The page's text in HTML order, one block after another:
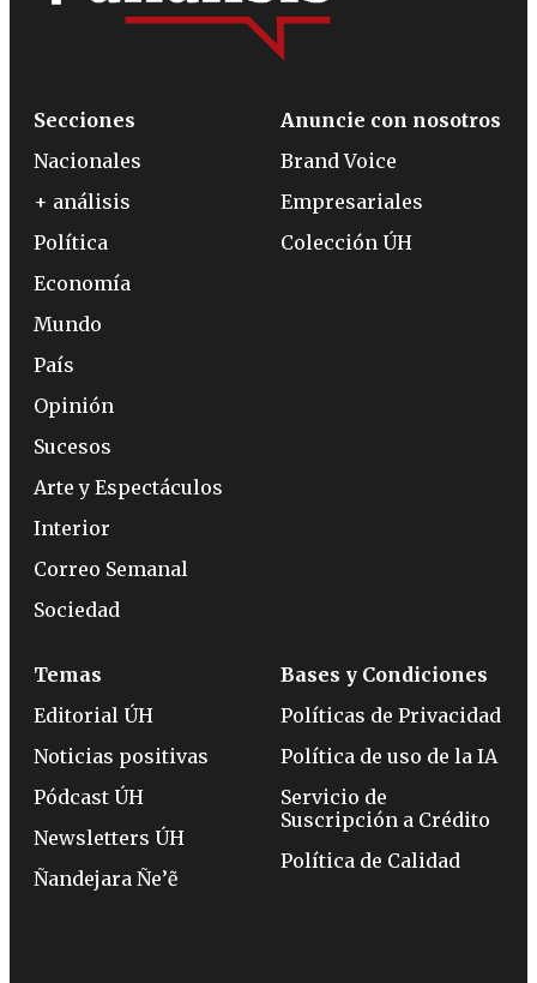
Secciones
Nacionales
+ análisis
Política
Economía
Mundo
País
Opinión
Sucesos
Arte y Espectáculos
Interior
Correo Semanal
Sociedad
Anuncie con nosotros
Brand Voice
Empresariales
Colección ÚH
Temas
Editorial ÚH
Noticias positivas
Pódcast ÚH
Newsletters ÚH
Ñandejara Ñe’ẽ
Bases y Condiciones
Políticas de Privacidad
Política de uso de la IA
Servicio de
Suscripción a Crédito
Política de Calidad